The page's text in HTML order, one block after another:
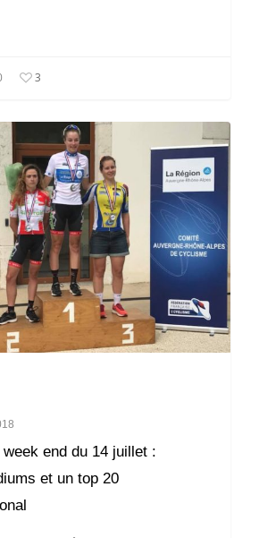
3
week end du 14 juillet :
et un top 20